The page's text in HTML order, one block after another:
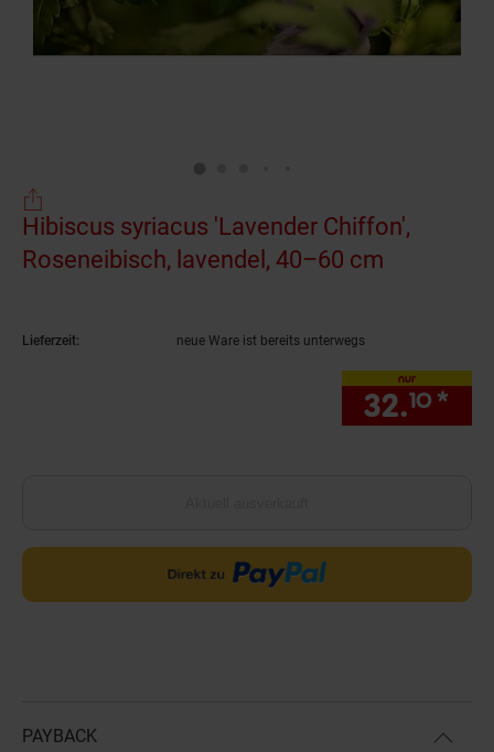
Hibiscus syriacus 'Lavender Chiffon',
Roseneibisch, lavendel, 40–60 cm
Lieferzeit: neue Ware ist bereits unterwegs
nur
32.10 *
PAYBACK